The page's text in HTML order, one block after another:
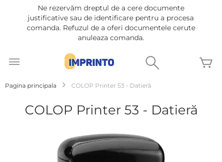
Ne rezervăm dreptul de a cere documente
justificative sau de identificare pentru a procesa
comanda. Refuzul de a oferi documentele cerute
anuleaza comanda.
la
Pagina principala COLOP Printer 53 - Datieră
COLOP Printer 53 - Datieră